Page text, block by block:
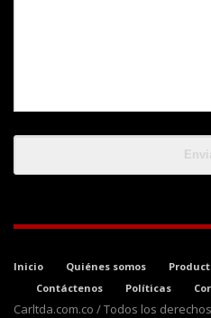
Inicio Quiénes somos
Contáctenos
Políticas
Carltda.com.co / Todos los